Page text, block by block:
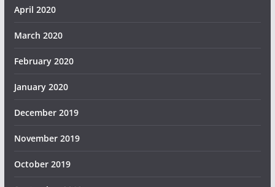
April 2020
March 2020
February 2020
January 2020
December 2019
November 2019
October 2019